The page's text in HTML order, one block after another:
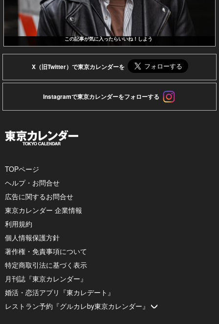
この記事が気に入ったらいいね！しよう
X（旧Twitter）で東京カレンダーを
Instagramで東京カレンダーをフォローする
TOPページ
ヘルプ・お問合せ
広告に関するお問合せ
東京カレンダー 企業情報
利用規約
個人情報保護方針
著作権・免責事項について
特定商取引法に基づく表示
月刊誌『東京カレンダー』
婚活・恋活アプリ『東カレデート』
レストラン予約『グルカレby東京カレンダー』